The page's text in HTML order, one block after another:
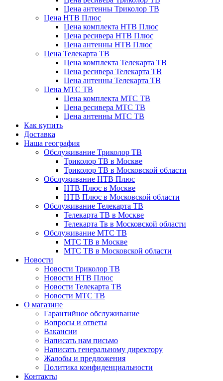
Цена антенны Триколор ТВ
Цена НТВ Плюс
Цена комплекта НТВ Плюс
Цена ресивера НТВ Плюс
Цена антенны НТВ Плюс
Цена Телекарта ТВ
Цена комплекта Телекарта ТВ
Цена ресивера Телекарта ТВ
Цена антенны Телекарта ТВ
Цена МТС ТВ
Цена комплекта МТС ТВ
Цена ресивера МТС ТВ
Цена антенны МТС ТВ
Как купить
Доставка
Наша география
Обслуживание Триколор ТВ
Триколор ТВ в Москве
Триколор ТВ в Московской области
Обслуживание НТВ Плюс
НТВ Плюс в Москве
НТВ Плюс в Московской области
Обслуживание Телекарта ТВ
Телекарта ТВ в Москве
Телекарта Тв в Московской области
Обслуживание МТС ТВ
МТС ТВ в Москве
МТС ТВ в Московской области
Новости
Новости Триколор ТВ
Новости НТВ Плюс
Новости Телекарта ТВ
Новости МТС ТВ
О магазине
Гарантийное обслуживание
Вопросы и ответы
Вакансии
Написать нам письмо
Написать генеральному директору
Жалобы и предложения
Политика конфиденциальности
Контакты